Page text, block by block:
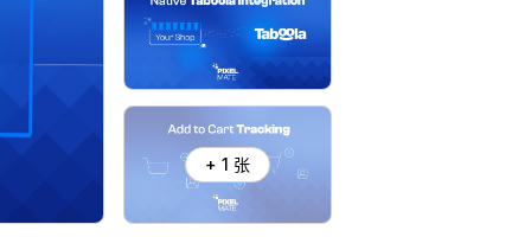
+ 1 张